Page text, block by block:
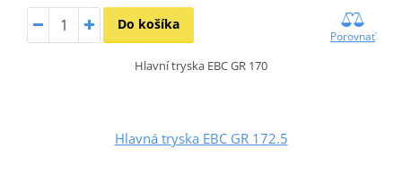
Do košíka
Porovnať
Hlavní tryska EBC GR 170
Hlavná tryska EBC GR 172.5